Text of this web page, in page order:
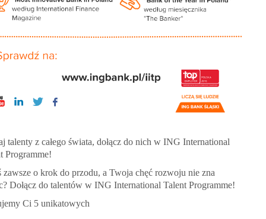
talenty z całego świata, dołącz do nich w ING International
Programme!
zawsze o krok do przodu, a Twoja chęć rozwoju nie zna
Dołącz do talentów w ING International Talent Programme!
Ci 5 unikatowych